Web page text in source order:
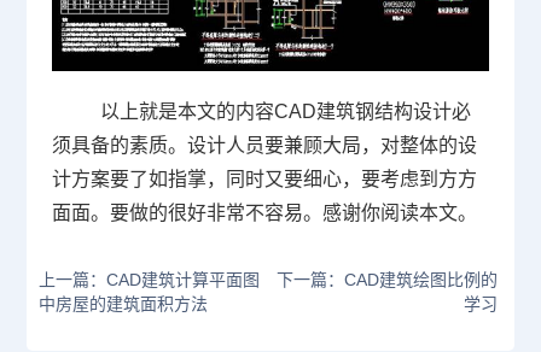
以上就是本文的内容CAD建筑钢结构设计必
须具备的素质。设计人员要兼顾大局，对整体的设
计方案要了如指掌，同时又要细心，要考虑到方方
面面。要做的很好非常不容易。感谢你阅读本文。
上一篇：CAD建筑计算平面图
中房屋的建筑面积方法
下一篇：CAD建筑绘图比例的
学习